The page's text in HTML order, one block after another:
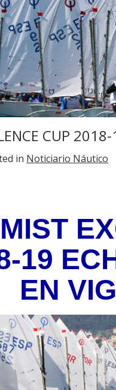
CUP
in Noticiario Náutico
19
EN